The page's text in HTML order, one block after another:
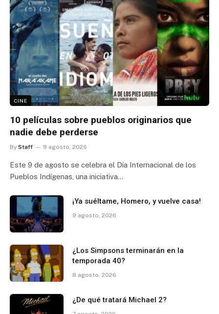
CINE
10 películas sobre pueblos originarios que
nadie debe perderse
By Staff 9 agosto, 2026
Este 9 de agosto se celebra el Día Internacional de los
Pueblos Indígenas, una iniciativa…
¡Ya suéltame, Homero, y vuelve casa!
9 agosto, 2026
¿Los Simpsons terminarán en la
temporada 40?
8 agosto, 2026
¿De qué tratará Michael 2?